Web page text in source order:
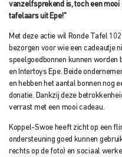
vanzelfsprekend is, toch een mooi
tafelaars uit Epe!”
Met deze actie wil Ronde Tafel
bezorgen voor wie een cadeautje
speelgoedbonnen kunnen worden
en Intertoys Epe. Beide
en hebben het aantal bonnen nog
donatie. Dankzij deze
verrast met een mooi cadeau.
Koppel-Swoe heeft zicht op een
ondersteuning goed kunnen
rechts op de foto) en sociaal